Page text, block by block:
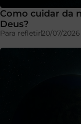
Como cuidar da
Deus?
Para refletir20/07/2026